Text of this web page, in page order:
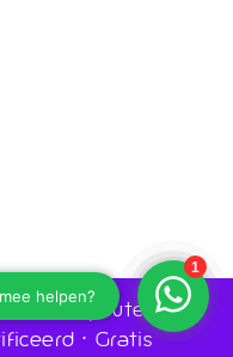
•
• Gratis